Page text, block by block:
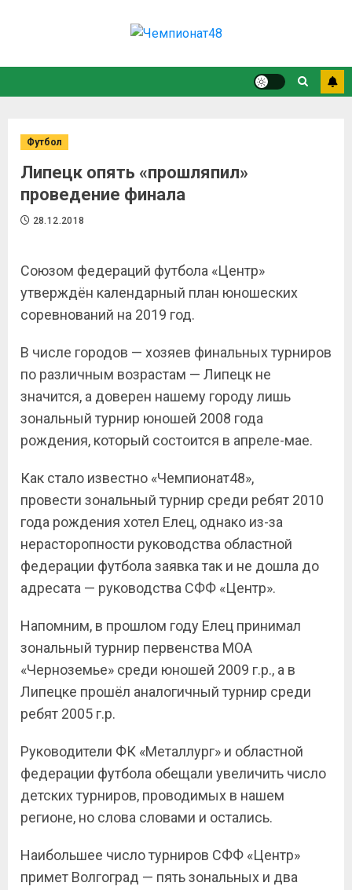
Футбол
Липецк опять «прошляпил»
проведение финала
28.12.2018
Союзом федераций футбола «Центр»
утверждён календарный план юношеских
соревнований на 2019 год.
В числе городов — хозяев финальных турниров
по различным возрастам — Липецк не
значится, а доверен нашему городу лишь
зональный турнир юношей 2008 года
рождения, который состоится в апреле-мае.
Как стало известно «Чемпионат48»,
провести зональный турнир среди ребят 2010
года рождения хотел Елец, однако из-за
нерасторопности руководства областной
федерации футбола заявка так и не дошла до
адресата — руководства СФФ «Центр».
Напомним, в прошлом году Елец принимал
зональный турнир первенства МОА
«Черноземье» среди юношей 2009 г.р., а в
Липецке прошёл аналогичный турнир среди
ребят 2005 г.р.
Руководители ФК «Металлург» и областной
федерации футбола обещали увеличить число
детских турниров, проводимых в нашем
регионе, но слова словами и остались.
Наибольшее число турниров СФФ «Центр»
примет Волгоград — пять зональных и два